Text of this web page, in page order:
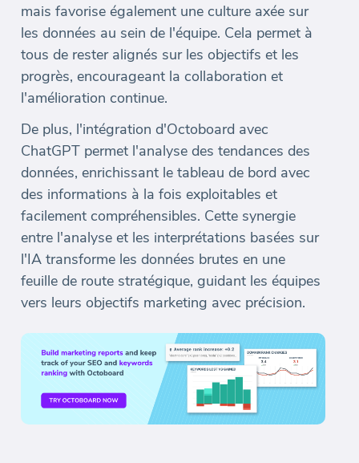
mais favorise également une culture axée sur
les données au sein de l'équipe. Cela permet à
tous de rester alignés sur les objectifs et les
progrès, encourageant la collaboration et
l'amélioration continue.
De plus, l'intégration d'Octoboard avec
ChatGPT permet l'analyse des tendances des
données, enrichissant le tableau de bord avec
des informations à la fois exploitables et
facilement compréhensibles. Cette synergie
entre l'analyse et les interprétations basées sur
l'IA transforme les données brutes en une
feuille de route stratégique, guidant les équipes
vers leurs objectifs marketing avec précision.